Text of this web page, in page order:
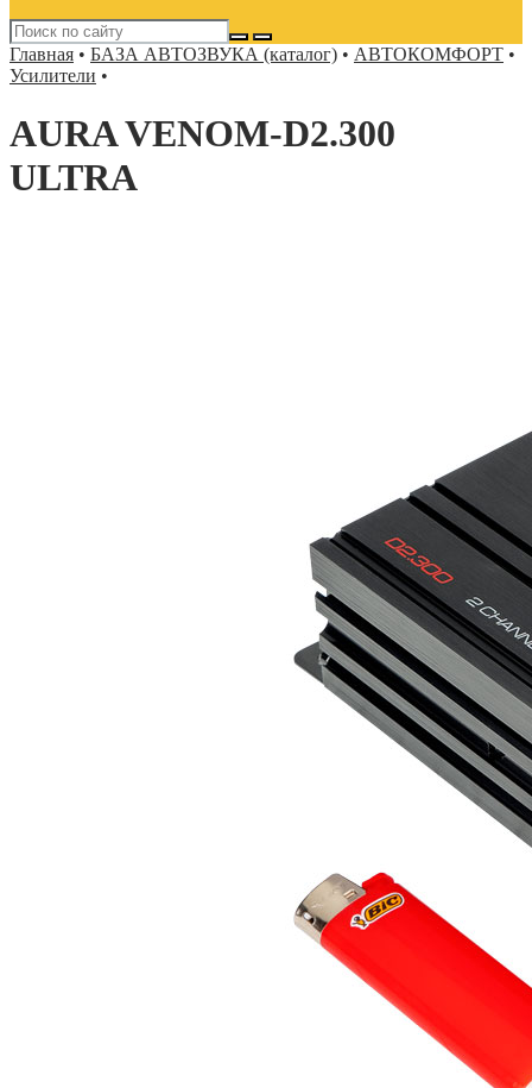
Главная • БАЗА АВТОЗВУКА (каталог) • АВТОКОМФОРТ •
Усилители •
AURA VENOM-D2.300
ULTRA